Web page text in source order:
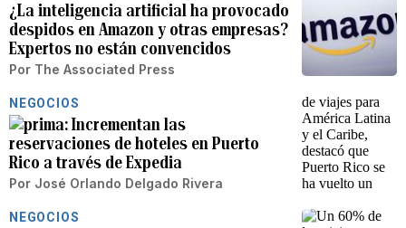
¿La inteligencia artificial ha provocado
despidos en Amazon y otras empresas?
Expertos no están convencidos
Por The Associated Press
NEGOCIOS
Incrementan las
reservaciones de hoteles en Puerto
Rico a través de Expedia
Por José Orlando Delgado Rivera
NEGOCIOS